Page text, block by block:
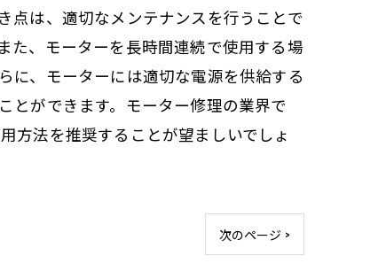
点は、適切なメンテナンスを行うことで
た、モーターを長時間連続で使用する場
に、モーターには適切な電源を供給する
とができます。モーター修理の業界で
方法を推奨することが望ましいでしょ
次のページ >